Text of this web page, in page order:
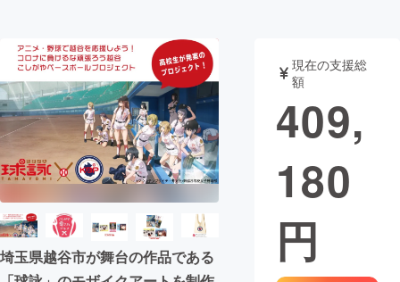
テクノロジー・ガジェット
映像・映画 書籍・雑誌
ビジネス・起業 チャレンジ
まちづくり・地域活性化
埼玉県越谷市が舞台の作品である
現在の支援総
額
409,
180
円